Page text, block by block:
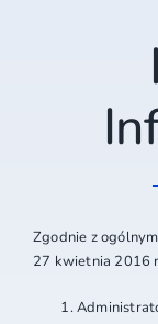
Zgodnie z
27 kwietnia 2016